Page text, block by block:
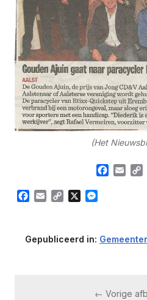
(Het
Facebook
Email Copy
Gepubliceerd in:
← Vorige